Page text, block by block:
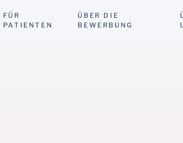
FÜR
PATIENTEN
ÜBER DIE
BEWERBUNG